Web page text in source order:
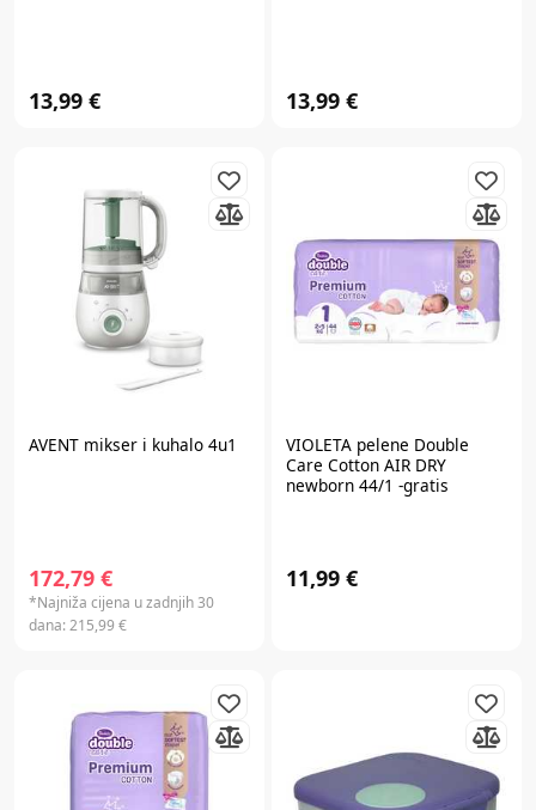
13,99 € 13,99 €
AVENT mikser i kuhalo 4u1
172,79 €
*Najniža cijena u zadnjih 30
dana:215,99 €
VIOLETA pelene Double
Care Cotton AIR DRY
newborn 44/1 -gratis
11,99 €